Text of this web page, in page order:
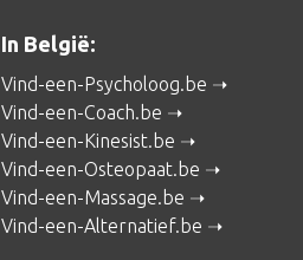
In België:
Vind-een-Psycholoog.be
Vind-een-Coach.be
Vind-een-Kinesist.be
Vind-een-Osteopaat.be
Vind-een-Massage.be
Vind-een-Alternatief.be